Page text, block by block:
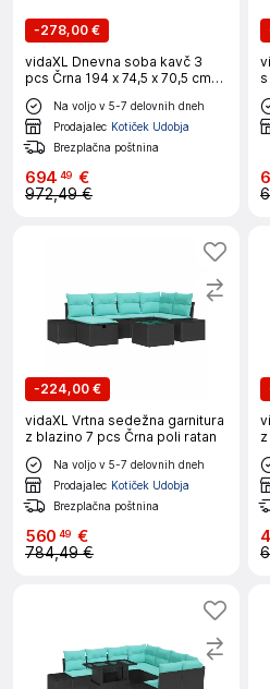
-278,00 €
vidaXL Dnevna soba kavč 3
pcs Črna 194 x 74,5 x 70,5 cm
Umjetno usnje
Na voljo v 5-7 delovnih dneh
Prodajalec Kotiček Udobja
Brezplačna poštnina
694 49 €
972,49 €
-224,00 €
vidaXL Vrtna sedežna garnitura
z blazino 7 pcs Črna poli ratan
Na voljo v 5-7 delovnih dneh
Prodajalec Kotiček Udobja
Brezplačna poštnina
560 49 €
784,49 €